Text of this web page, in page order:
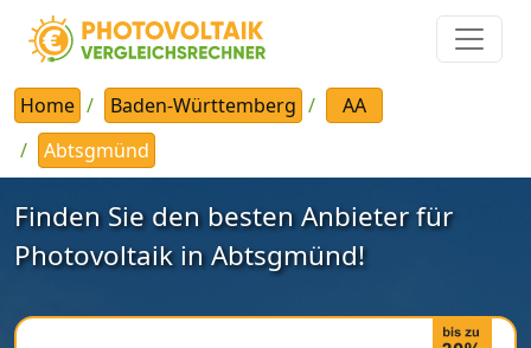
Home Baden-Württemberg
AA
Abtsgmünd
Finden Sie den besten Anbieter für
Photovoltaik in Abtsgmünd!